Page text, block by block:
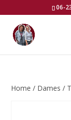
06-
Home / Dames /